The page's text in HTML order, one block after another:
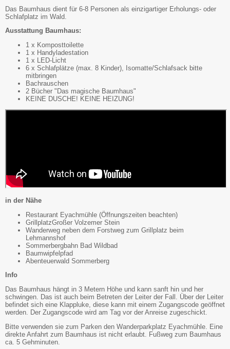
Das Baumhaus dient für 6-8 Personen als einzigartiger Erholungs- oder
Schlafplatz im Wald.
Ausstattung Baumhaus:
1 x Komposttoilette
1 x Handyladestation
1 x LED-Licht
6 x Schlafplätze (max. 8 Kinder), Isomatte/Schlafsack bitte
mitbringen
Bachrauschen
2 Bücher "Das magische Baumhaus"
KEINE DUSCHE! KEINE HEIZUNG!
in der Nähe
Restaurant Eyachmühle (Öffnungszeiten beachten)
GrillplatzGroßer Volzemer Stein
Wanderweg neben dem Forstweg zum Grillplatz beim
Lehmannshof
Sommerbergbahn Bad Wildbad
Baumwipfelpfad
Abenteuerwald Sommerberg
Info
Das Baumhaus hängt in 3 Metern Höhe und kann sanft hin und her
schwingen. Das ist auch beim Betreten der Leiter der Fall. Über der Leiter
befindet sich eine Klappluke, diese kann mit einem Zugangscode geöffnet
werden. Der Zugangscode wird am Tag vor der Anreise zugeschickt.
Bitte verwenden sie zum Parken den Wanderparkplatz Eyachmühle. Eine
direkte Anfahrt zum Baumhaus ist nicht erlaubt. Fußweg zum Baumhaus
ca. 5 Gehminuten.